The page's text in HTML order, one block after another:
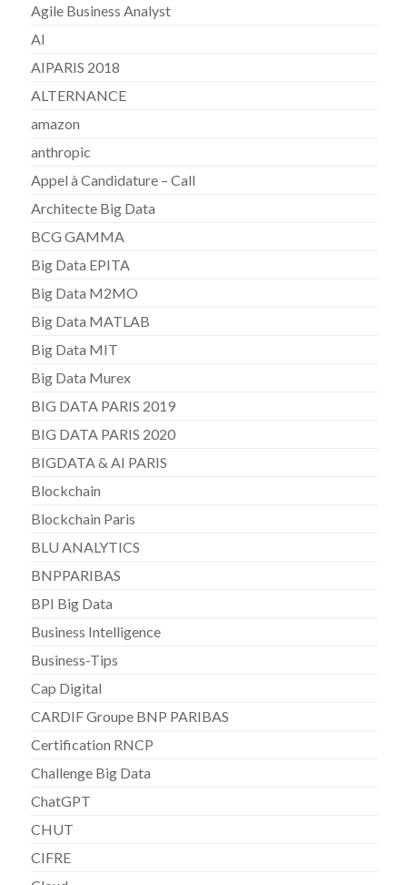
Agile Business Analyst
AI
AIPARIS 2018
ALTERNANCE
amazon
anthropic
Appel à Candidature – Call
Architecte Big Data
BCG GAMMA
Big Data EPITA
Big Data M2MO
Big Data MATLAB
Big Data MIT
Big Data Murex
BIG DATA PARIS 2019
BIG DATA PARIS 2020
BIGDATA & AI PARIS
Blockchain
Blockchain Paris
BLU ANALYTICS
BNPPARIBAS
BPI Big Data
Business Intelligence
Business-Tips
Cap Digital
CARDIF Groupe BNP PARIBAS
Certification RNCP
Challenge Big Data
ChatGPT
CHUT
CIFRE